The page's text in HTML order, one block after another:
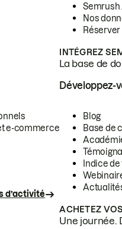
Semrush
Nos
INTÉGREZ
La base de
e-commerce
d’activité
Développez-
Blog
Base de
Indice
ACHETEZ
Une journée.